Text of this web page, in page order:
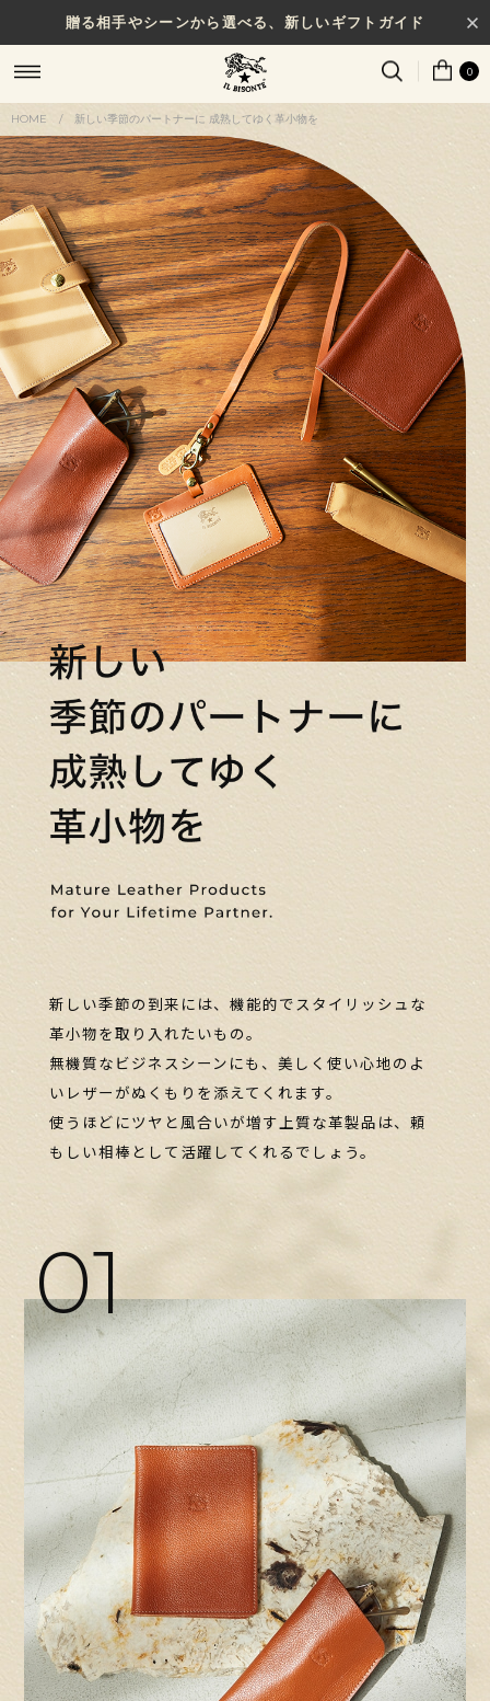
贈る相手やシーンから選べる、新しいギフトガイド
0
HOME / 新しい季節のパートナーに 成熟してゆく革小物を
新しい季節の到来には、機能的でスタイリッシュな
革小物を取り入れたいもの。
無機質なビジネスシーンにも、美しく使い心地のよ
いレザーがぬくもりを添えてくれます。
使うほどにツヤと風合いが増す上質な革製品は、頼
もしい相棒として活躍してくれるでしょう。
01